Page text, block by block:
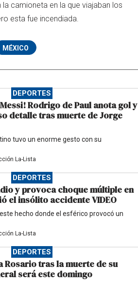
camioneta en la que viajaban los
esta fue incendiada.
MÉXICO
DEPORTES
Rodrigo de Paul anota gol y
detalle tras muerte de Jorge
tuvo un enorme gesto con su
La-Lista
DEPORTES
y provoca choque múltiple en
el insólito accidente VIDEO
hecho donde el esférico provocó un
La-Lista
DEPORTES
Rosario tras la muerte de su
será este domingo